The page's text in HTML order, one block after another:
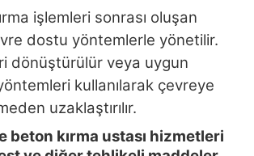
işlemleri sonrası oluşan
dostu yöntemlerle yönetilir.
dönüştürülür veya uygun
kullanılarak çevreye
uzaklaştırılır.
beton kırma ustası hizmetleri